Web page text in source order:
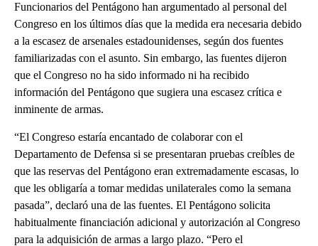
Funcionarios del Pentágono han argumentado al personal del
Congreso en los últimos días que la medida era necesaria debido
a la escasez de arsenales estadounidenses, según dos fuentes
familiarizadas con el asunto. Sin embargo, las fuentes dijeron
que el Congreso no ha sido informado ni ha recibido
información del Pentágono que sugiera una escasez crítica e
inminente de armas.
“El Congreso estaría encantado de colaborar con el
Departamento de Defensa si se presentaran pruebas creíbles de
que las reservas del Pentágono eran extremadamente escasas, lo
que les obligaría a tomar medidas unilaterales como la semana
pasada”, declaró una de las fuentes. El Pentágono solicita
habitualmente financiación adicional y autorización al Congreso
para la adquisición de armas a largo plazo. “Pero el